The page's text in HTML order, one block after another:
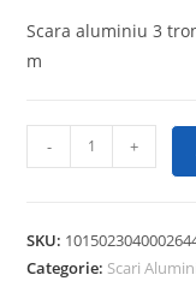
Scara aluminiu 3
m
- +
SKU:
Categorie: Scari